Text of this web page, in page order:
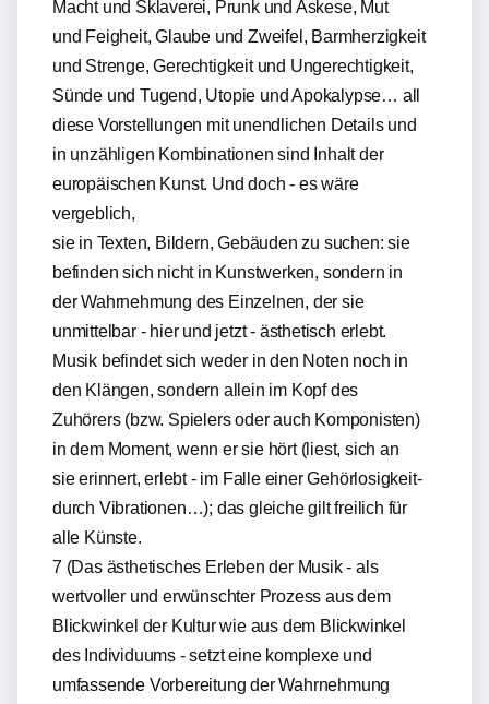
Macht und Sklaverei, Prunk und Askese, Mut
und Feigheit, Glaube und Zweifel, Barmherzigkeit
und Strenge, Gerechtigkeit und Ungerechtigkeit,
Sünde und Tugend, Utopie und Apokalypse… all
diese Vorstellungen mit unendlichen Details und
in unzähligen Kombinationen sind Inhalt der
europäischen Kunst. Und doch - es wäre
vergeblich,
sie in Texten, Bildern, Gebäuden zu suchen: sie
befinden sich nicht in Kunstwerken, sondern in
der Wahrnehmung des Einzelnen, der sie
unmittelbar - hier und jetzt - ästhetisch erlebt.
Musik befindet sich weder in den Noten noch in
den Klängen, sondern allein im Kopf des
Zuhörers (bzw. Spielers oder auch Komponisten)
in dem Moment, wenn er sie hört (liest, sich an
sie erinnert, erlebt - im Falle einer Gehörlosigkeit-
durch Vibrationen…); das gleiche gilt freilich für
alle Künste.
7 (Das ästhetisches Erleben der Musik - als
wertvoller und erwünschter Prozess aus dem
Blickwinkel der Kultur wie aus dem Blickwinkel
des Individuums - setzt eine komplexe und
umfassende Vorbereitung der Wahrnehmung